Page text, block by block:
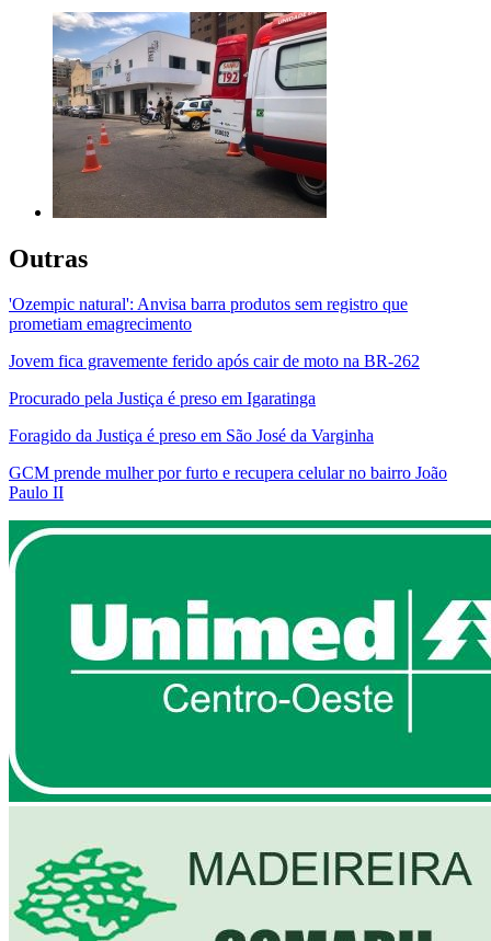
Outras
'Ozempic natural': Anvisa barra produtos sem registro que
prometiam emagrecimento
Jovem fica gravemente ferido após cair de moto na BR-262
Procurado pela Justiça é preso em Igaratinga
Foragido da Justiça é preso em São José da Varginha
GCM prende mulher por furto e recupera celular no bairro João
Paulo II